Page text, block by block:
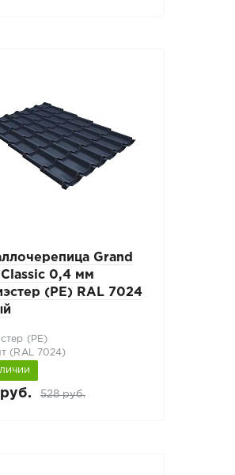
Grand
Classic 0,4 мм
(PE) RAL 7024
(РЕ)
(RAL 7024)
528 руб.